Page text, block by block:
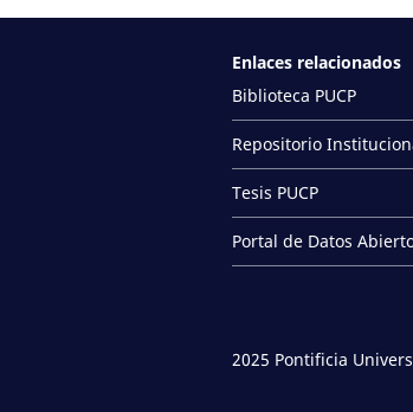
Enlaces relacionados
Biblioteca PUCP
Repositorio
Tesis PUCP
Portal de Datos
2025 Pontificia